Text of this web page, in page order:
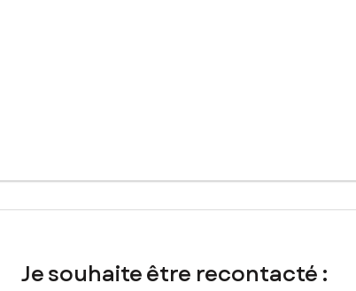
Je souhaite être recontacté :